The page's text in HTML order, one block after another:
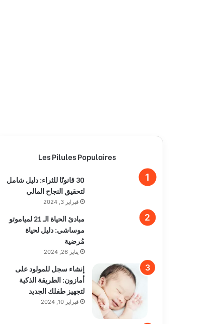
Les Pilules Populaires
30 قانونًا للثراء: دليل شامل
لتحقيق النجاح المالي
فبراير 3, 2024
مبادئ الحياة الـ 21 لمياموتو
موساشي: دليل لحياة
مُرضية
يناير 26, 2024
إنشاء سجل للمولود على
أمازون: الطريقة الذكية
لتجهيز طفلك الجديد
فبراير 10, 2024